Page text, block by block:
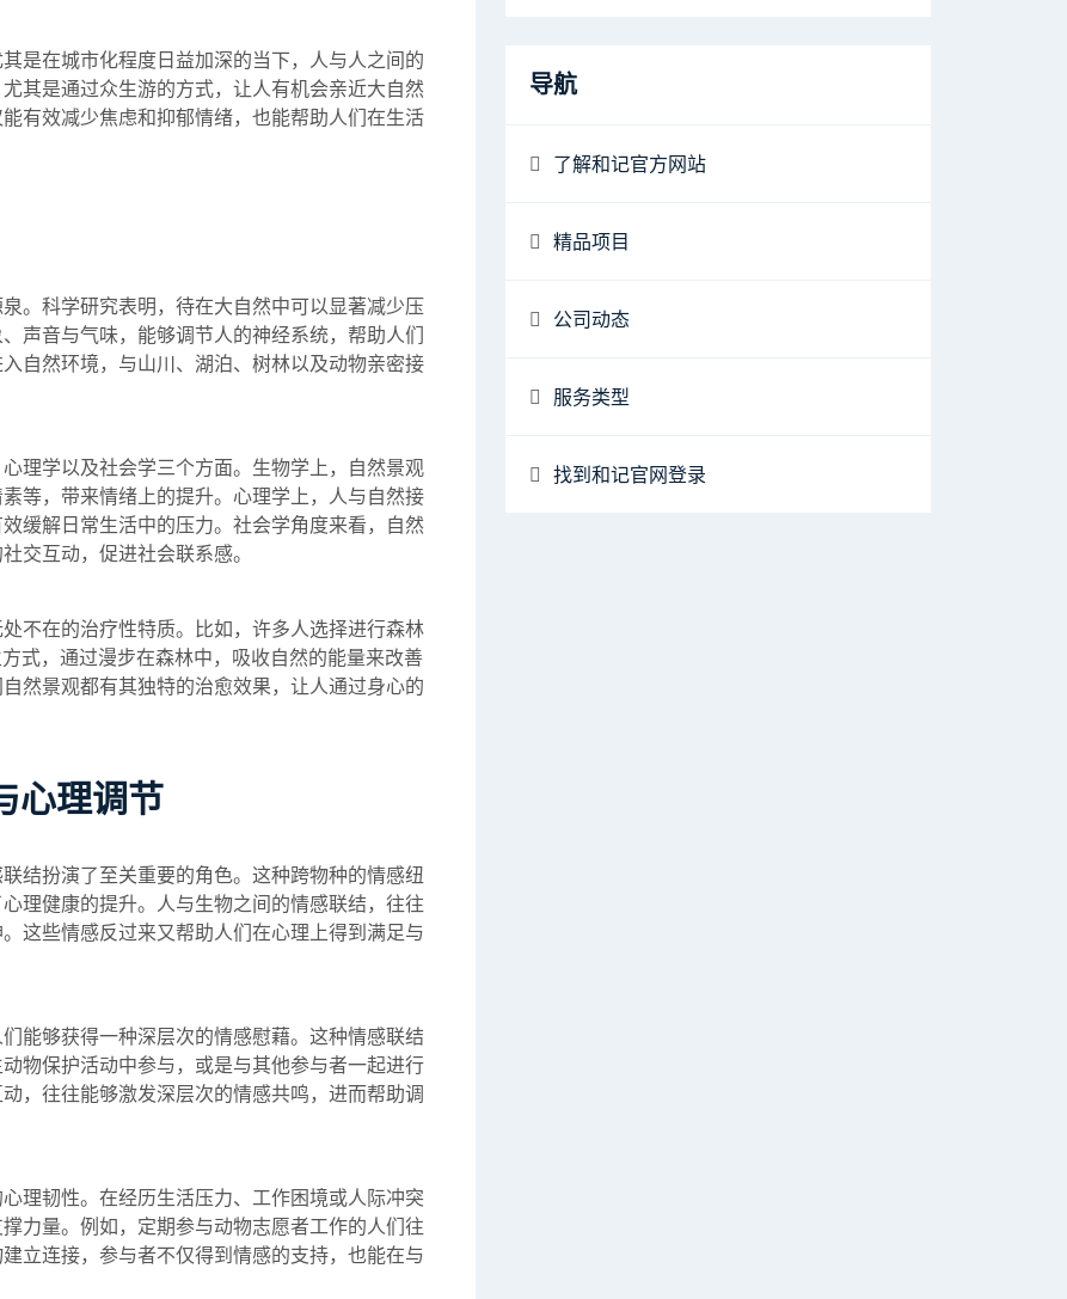
是在城市化程度日益加深的当下，人与人之间的
其是通过众生游的方式，让人有机会亲近大自然
有效减少焦虑和抑郁情绪，也能帮助人们在生活
。科学研究表明，待在大自然中可以显著减少压
声音与气味，能够调节人的神经系统，帮助人们
自然环境，与山川、湖泊、树林以及动物亲密接
理学以及社会学三个方面。生物学上，自然景观
等，带来情绪上的提升。心理学上，人与自然接
缓解日常生活中的压力。社会学角度来看，自然
交互动，促进社会联系感。
不在的治疗性特质。比如，许多人选择进行森林
式，通过漫步在森林中，吸收自然的能量来改善
然景观都有其独特的治愈效果，让人通过身心的
心理调节
结扮演了至关重要的角色。这种跨物种的情感纽
理健康的提升。人与生物之间的情感联结，往往
这些情感反过来又帮助人们在心理上得到满足与
能够获得一种深层次的情感慰藉。这种情感联结
物保护活动中参与，或是与其他参与者一起进行
，往往能够激发深层次的情感共鸣，进而帮助调
理韧性。在经历生活压力、工作困境或人际冲突
力量。例如，定期参与动物志愿者工作的人们往
立连接，参与者不仅得到情感的支持，也能在与
导航
了解和记官方网站
精品项目
公司动态
服务类型
找到和记官网登录